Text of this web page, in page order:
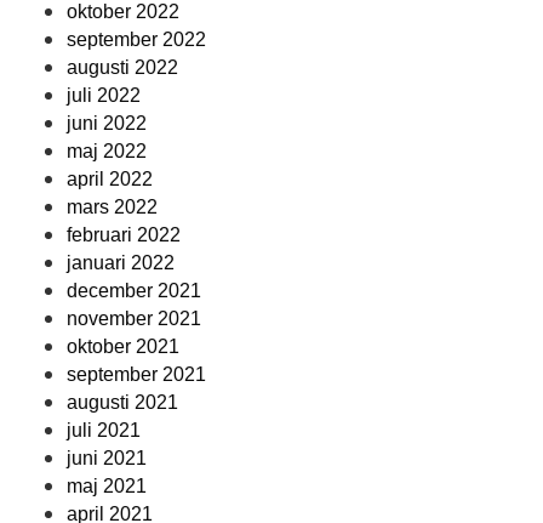
oktober 2022
september 2022
augusti 2022
juli 2022
juni 2022
maj 2022
april 2022
mars 2022
februari 2022
januari 2022
december 2021
november 2021
oktober 2021
september 2021
augusti 2021
juli 2021
juni 2021
maj 2021
april 2021